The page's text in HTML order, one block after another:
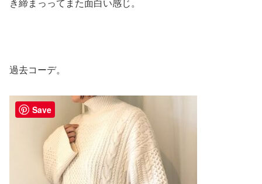
き締まっってまた面白い感じ。
過去コーデ。
Save